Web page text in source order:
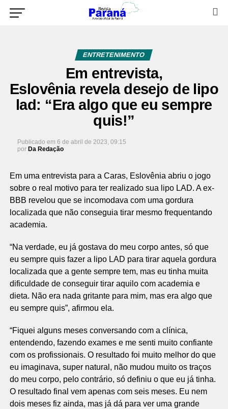
ENTRETENIMENTO
Em entrevista,
Eslovênia revela desejo de lipo
lad: “Era algo que eu sempre
quis!”
Publicado em 6 de abril de 2023, 09:15
por Da Redação
Em uma entrevista para a Caras, Eslovênia abriu o jogo
sobre o real motivo para ter realizado sua lipo LAD. A ex-
BBB revelou que se incomodava com uma gordura
localizada que não conseguia tirar mesmo frequentando
academia.
“Na verdade, eu já gostava do meu corpo antes, só que
eu sempre quis fazer a lipo LAD para tirar aquela gordura
localizada que a gente sempre tem, mas eu tinha muita
dificuldade de conseguir tirar aquilo com academia e
dieta. Não era nada gritante para mim, mas era algo que
eu sempre quis”, afirmou ela.
“Fiquei alguns meses conversando com a clínica,
entendendo, fazendo exames e me senti muito confiante
com os profissionais. O resultado foi muito melhor do que
eu imaginava, super natural, não mudou muito os traços
do meu corpo, pelo contrário, só definiu o que eu já tinha.
O resultado final vem apenas com seis meses. Eu nem
dois meses fiz ainda, mas já dá para ver uma grande